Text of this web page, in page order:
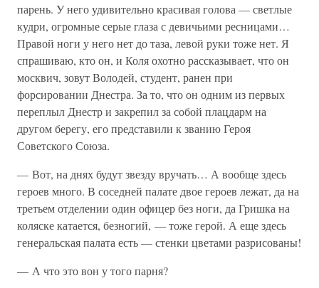
парень. У него удивительно красивая голова — светлые
кудри, огромные серые глаза с девичьими ресницами…
Правой ноги у него нет до таза, левой руки тоже нет. Я
спрашиваю, кто он, и Коля охотно рассказывает, что он
москвич, зовут Володей, студент, ранен при
форсировании Днестра. За то, что он одним из первых
переплыл Днестр и закрепил за собой плацдарм на
другом берегу, его представили к званию Героя
Советского Союза.
— Вот, на днях будут звезду вручать… А вообще здесь
героев много. В соседней палате двое героев лежат, да на
третьем отделении один офицер без ноги, да Гришка на
коляске катается, безногий, — тоже герой. А еще здесь
генеральская палата есть — стенки цветами разрисованы!
— А что это вон у того парня?